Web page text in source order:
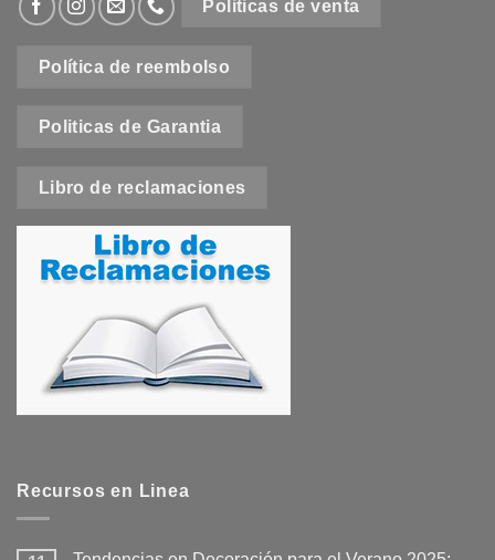
Politicas de venta
Política de reembolso
Politicas de Garantia
Libro de reclamaciones
Recursos en Linea